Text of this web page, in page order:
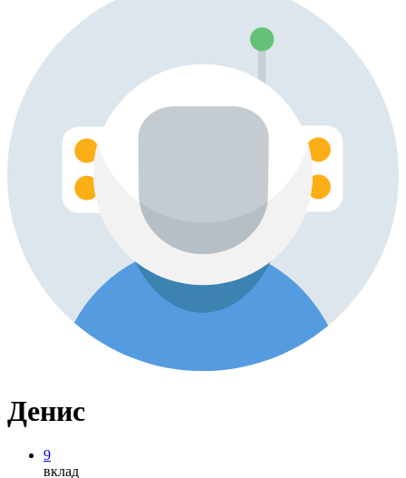
Денис
9
вклад